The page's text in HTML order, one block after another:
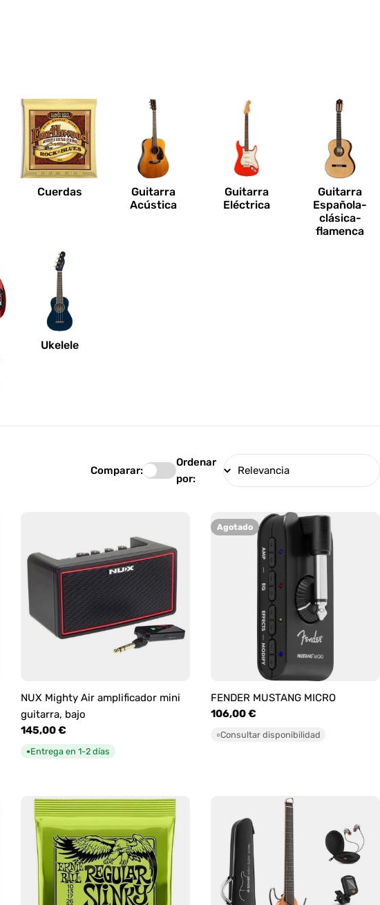
Cuerdas
Guitarra
Acústica
Guitarra
Eléctrica
Guitarra
Española-
clásica-
flamenca
Ukelele
Comparar:
Ordenar
por:
NUX Mighty Air amplificador mini
guitarra, bajo
Precio
habitual
145,00 €
●Entrega en 1-2 días
Agotado
FENDER MUSTANG MICRO
Precio
habitual
106,00 €
○Consultar disponibilidad